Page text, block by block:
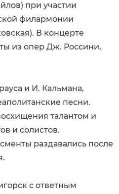
при участии
филармонии
В концерте
из опер Дж. Россини,
и И. Кальмана,
песни.
талантом и
и солистов.
раздавались после
с ответным